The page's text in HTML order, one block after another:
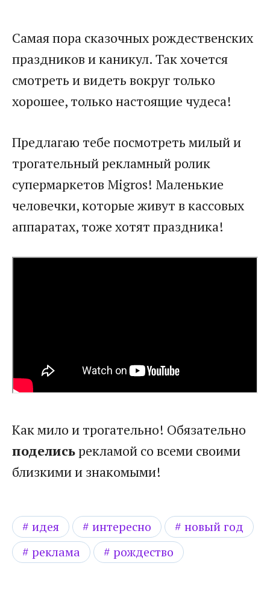
Самая пора сказочных рождественских
праздников и каникул. Так хочется
смотреть и видеть вокруг только
хорошее, только настоящие чудеса!
Предлагаю тебе посмотреть милый и
трогательный рекламный ролик
супермаркетов Migros! Маленькие
человечки, которые живут в кассовых
аппаратах, тоже хотят праздника!
Как мило и трогательно! Обязательно
поделисьрекламой со всеми своими
близкими и знакомыми!
идея интересно
новый год
реклама
рождество